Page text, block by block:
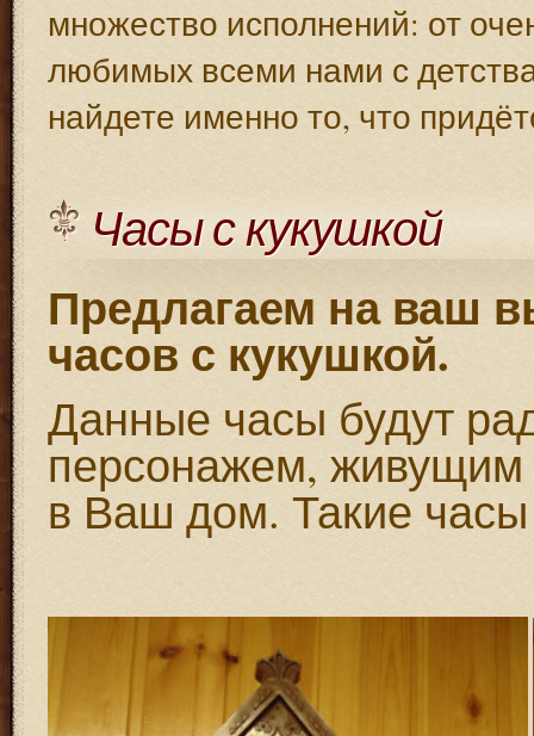
множество исполнений: от
любимых всеми нами с
найдете именно то, что
Часы с кукушкой
Предлагаем на ваш
часов с кукушкой.
Данные часы будут
персонажем, живущим
в Ваш дом. Такие